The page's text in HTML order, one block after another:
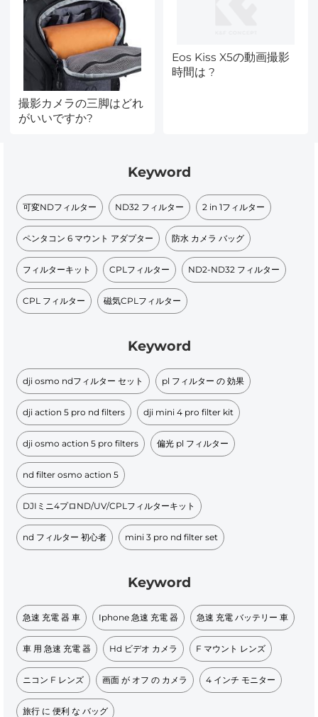
撮影カメラの三脚はどれ
がいいですか?
Eos Kiss X5の動画撮影
時間は ?
Keyword
可変NDフィルター ND32 フィルター 2 in 1フィルター
ペンタコン 6 マウント アダプター​ 防水 カメラ バッグ
フィルターキット​ CPLフィルター ND2-ND32 フィルター
CPL フィルター 磁気CPLフィルター
Keyword
dji osmo ndフィルター セット pl フィルター の 効果
dji action 5 pro nd filters dji mini 4 pro filter kit
dji osmo action 5 pro filters 偏光 pl フィルター
nd filter osmo action 5
DJIミニ4プロND/UV/CPLフィルターキット
nd フィルター 初心者 mini 3 pro nd filter set
Keyword
急速 充電 器 車 Iphone 急速 充電 器 急速 充電 バッテリー 車
車 用 急速 充電 器 Hd ビデオ カメラ F マウント レンズ
ニコン F レンズ 画面 が オフ の カメラ 4 インチ モニター
旅行 に 便利 な バッグ